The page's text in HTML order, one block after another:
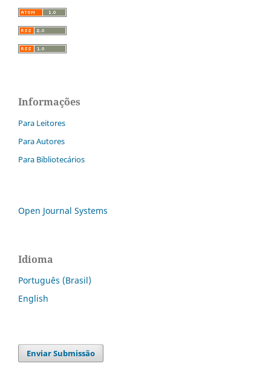
Informações
Para Leitores
Para Autores
Para Bibliotecários
Open Journal Systems
Idioma
Português (Brasil)
English
Enviar Submissão